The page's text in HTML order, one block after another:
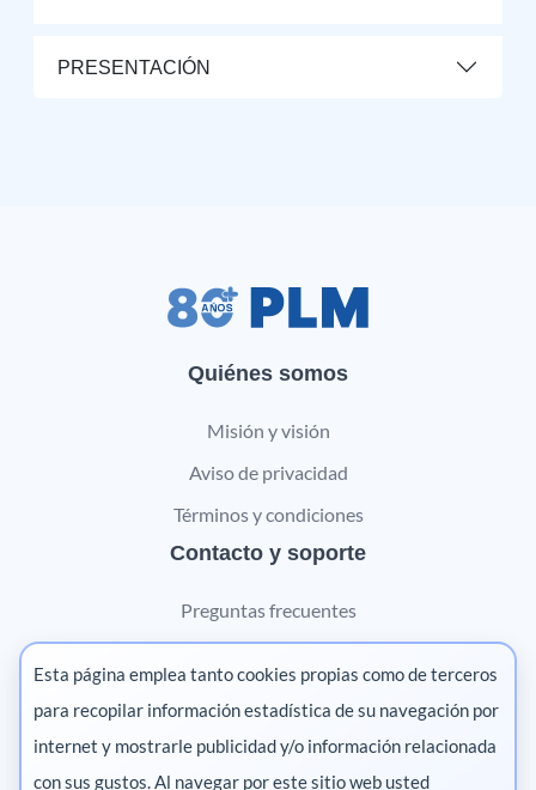
PRESENTACIÓN
Quiénes somos
Misión y visión
Aviso de privacidad
Términos y condiciones
Contacto y soporte
Preguntas frecuentes
Marketing digital
Pharma
Esta página emplea tanto cookies propias como de terceros
para recopilar información estadística de su navegación por
internet y mostrarle publicidad y/o información relacionada
con sus gustos. Al navegar por este sitio web usted